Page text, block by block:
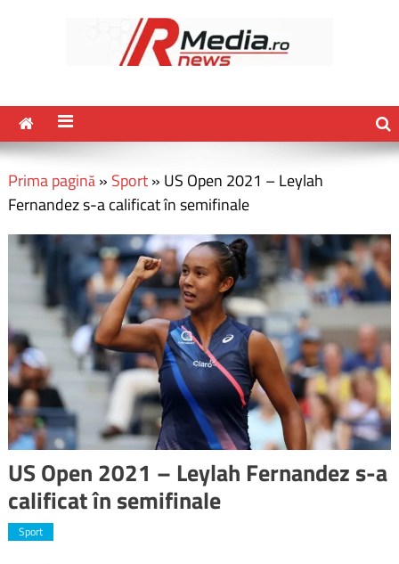
Prima pagină» Sport» US Open 2021 – Leylah
Fernandez s-a calificat în semifinale
US Open 2021 – Leylah Fernandez s-a
calificat în semifinale
Sport